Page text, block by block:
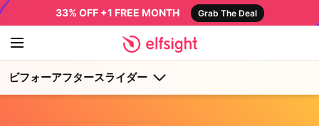
33% OFF +1 FREE MONTH Grab The Deal
ビフォーアフタースライダー